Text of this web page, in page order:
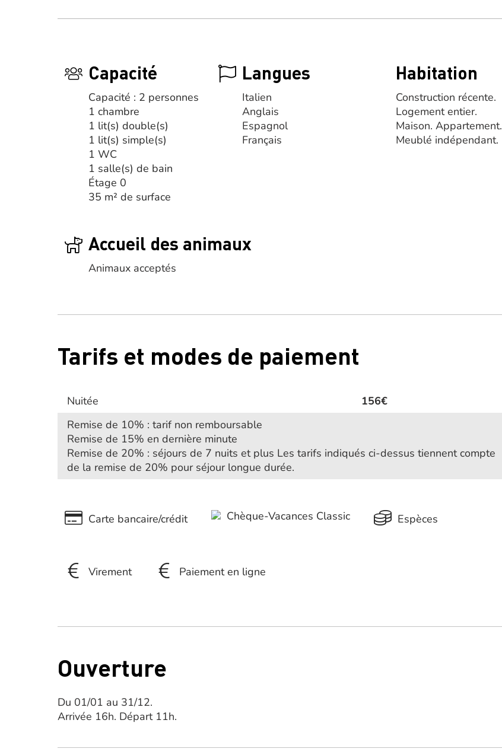
Capacité
Capacité : 2 personnes
1 chambre
1 lit(s) double(s)
1 lit(s) simple(s)
1 WC
1 salle(s) de bain
Étage 0
35 m² de surface
Langues
Italien
Anglais
Espagnol
Français
Habitation
Construction récente.
Logement entier.
Maison.Appartement.
Meublé indépendant.
Accueil des animaux
Animaux acceptés
Tarifs et modes de paiement
Nuitée
156€
Remise de 10% : tarif non remboursable
Remise de 15% en dernière minute
Remise de 20% : séjours de 7 nuits et plus Les tarifs indiqués ci-dessus tiennent compte
de la remise de 20% pour séjour longue durée.
Carte bancaire/crédit Chèque-Vacances Classic Espèces
Virement Paiement en ligne
Ouverture
Du 01/01 au 31/12.
Arrivée 16h. Départ 11h.